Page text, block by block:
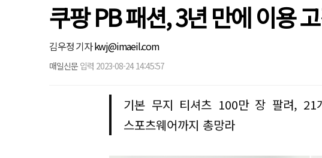
쿠팡 PB 패션, 3년 만에 이용
김우정 기자kwj@imaeil.com
매일신문 입력 2023-08-24 14:45:57
기본 무지 티셔츠 100만 장 팔려, 21
스포츠웨어까지 총망라